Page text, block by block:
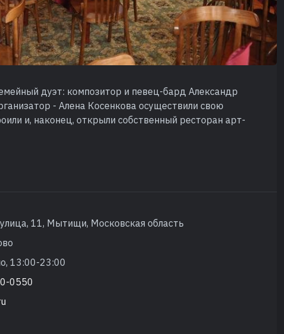
дуэт: композитор и певец-бард Александр
- Алена Косенкова осуществили свою
и, наконец, открыли собственный ресторан арт-
11, Мытищи, Московская область
13:00-23:00
0550